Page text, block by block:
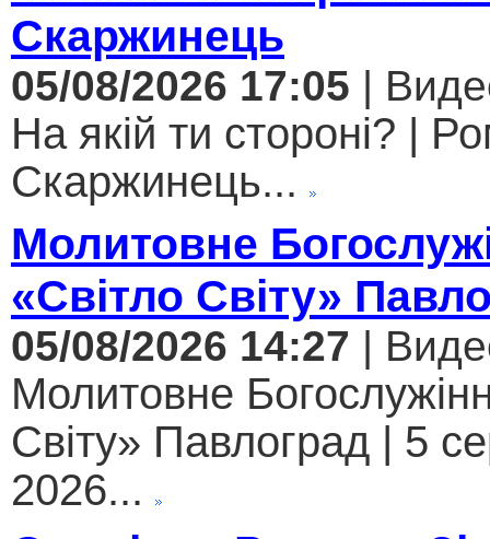
Скаржинець
05/08/2026 17:05 |
На якій ти стороні? |
Скаржинець...
Молитовне
«Світло Світу»
05/08/2026 14:27 |
Молитовне
Світу» Павлоград | 5
2026...